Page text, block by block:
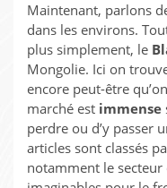
Maintenant, parlons
dans les environs.
plus simplement, le
Mongolie. Ici on
encore peut-être
marché est immense
perdre ou d’y passer
articles sont classés
notamment le